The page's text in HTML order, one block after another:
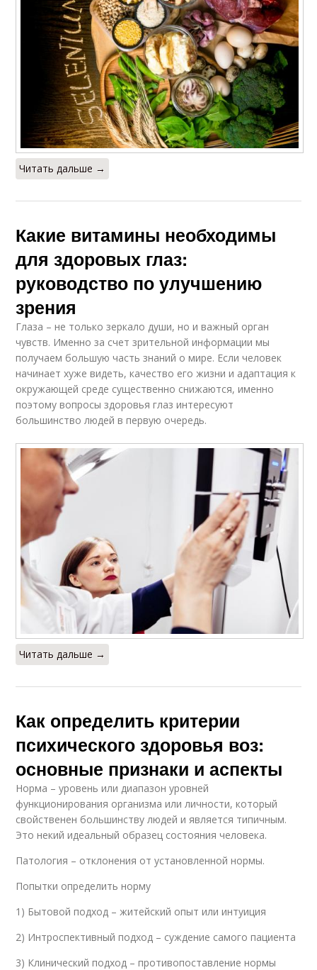
Читать дальше →
Какие витамины необходимы
для здоровых глаз:
руководство по улучшению
зрения
Глаза – не только зеркало души, но и важный орган
чувств. Именно за счет зрительной информации мы
получаем большую часть знаний о мире. Если человек
начинает хуже видеть, качество его жизни и адаптация к
окружающей среде существенно снижаются, именно
поэтому вопросы здоровья глаз интересуют
большинство людей в первую очередь.
Читать дальше →
Как определить критерии
психического здоровья воз:
основные признаки и аспекты
Норма – уровень или диапазон уровней
функционирования организма или личности, который
свойственен большинству людей и является типичным.
Это некий идеальный образец состояния человека.
Патология – отклонения от установленной нормы.
Попытки определить норму
1) Бытовой подход – житейский опыт или интуиция
2) Интроспективный подход – суждение самого пациента
3) Клинический подход – противопоставление нормы